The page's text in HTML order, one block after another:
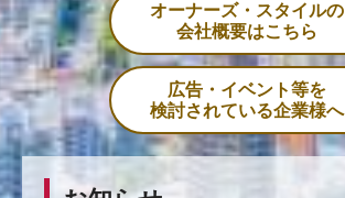
オーナーズ・スタイルの
会社概要はこちら
広告・イベント等を
検討されている企業様へ